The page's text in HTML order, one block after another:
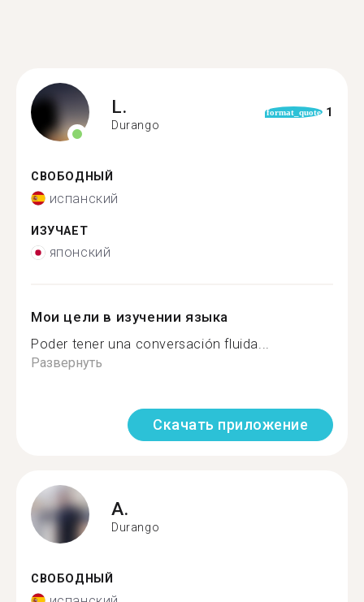
L.
Durango
format_quote 1
СВОБОДНЫЙ
испанский
ИЗУЧАЕТ
японский
Мои цели в изучении языка
Poder tener una conversación fluida...
Развернуть
Скачать приложение
A.
Durango
СВОБОДНЫЙ